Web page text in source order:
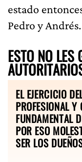
estado
Pedro y Andrés.
ESTO NO LES
EL EJERCICIO
PROFESIONAL
FUNDAMENTAL
POR ESO
SER LOS